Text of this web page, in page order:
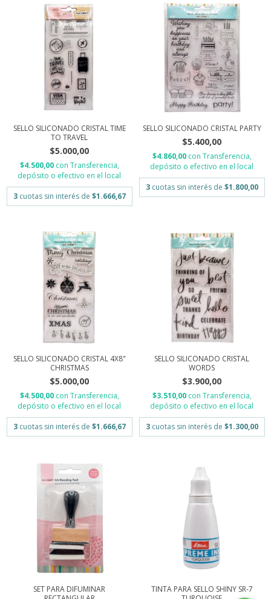
SELLO SILICONADO CRISTAL TIME
TO TRAVEL
$5.000,00
$4.500,00 con Transferencia,
depósito o efectivo en el local
3 cuotas sin interés de $1.666,67
SELLO SILICONADO CRISTAL PARTY
$5.400,00
$4.860,00 con Transferencia,
depósito o efectivo en el local
3 cuotas sin interés de $1.800,00
SELLO SILICONADO CRISTAL 4X8"
CHRISTMAS
$5.000,00
$4.500,00 con Transferencia,
depósito o efectivo en el local
3 cuotas sin interés de $1.666,67
SELLO SILICONADO CRISTAL
WORDS
$3.900,00
$3.510,00 con Transferencia,
depósito o efectivo en el local
3 cuotas sin interés de $1.300,00
SET PARA DIFUMINAR
TINTA PARA SELLO SHINY SR-7